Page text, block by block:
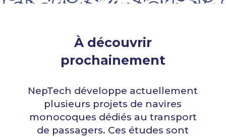
À découvrir
prochainement
NepTech développe actuellement
plusieurs projets de navires
monocoques dédiés au transport
de passagers. Ces études sont